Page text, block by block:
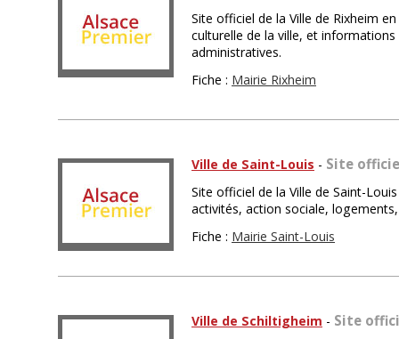
Site officiel de la Ville de Rixheim
culturelle de la ville, et
administratives.
Fiche : Mairie Rixheim
Ville de Saint-Louis - Site
Site officiel de la Ville de Saint-
activités, action sociale,
Fiche : Mairie Saint-Louis
Ville de Schiltigheim - Site